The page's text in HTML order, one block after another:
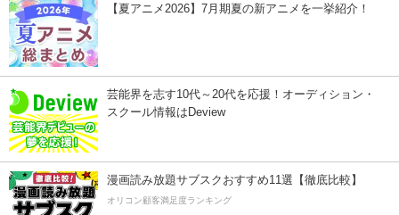
【夏アニメ2026】7月期夏の新アニメを一挙紹介！
芸能界を志す10代～20代を応援！オーディション・
スクール情報はDeview
漫画読み放題サブスクおすすめ11選【徹底比較】
オリコン顧客満足度ランキング